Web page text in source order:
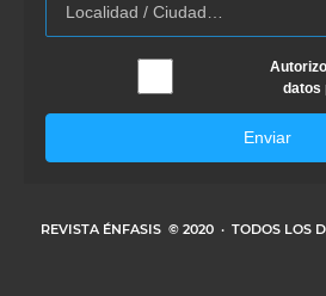
datos
Enviar
REVISTA ÉNFASIS © 2020 · TODOS LOS